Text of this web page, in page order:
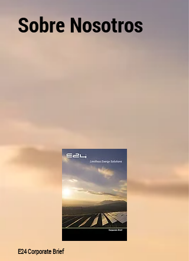
Sobre Nosotros
E24 Corporate Brief